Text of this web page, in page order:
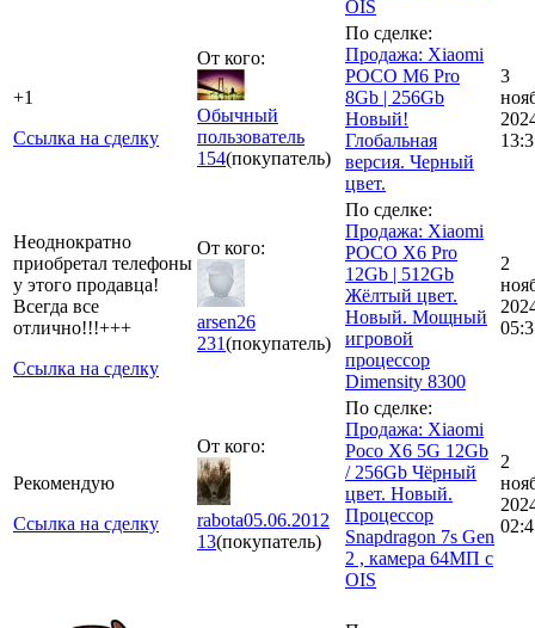
OIS
+1
Ссылка на сделку
От кого:
Обычный
пользователь
154(покупатель)
По сделке:
Продажа: Xiaomi
POCO M6 Pro
8Gb | 256Gb
Новый!
Глобальная
версия. Черный
цвет.
3
Неоднократно
приобретал телефоны
у этого продавца!
Всегда все
отлично!!!+++
Ссылка на сделку
От кого:
arsen26
231(покупатель)
По сделке:
Продажа: Xiaomi
POCO X6 Pro
12Gb | 512Gb
Жёлтый цвет.
Новый. Мощный
игровой
процессор
Dimensity 8300
2
Рекомендую
Ссылка на сделку
От кого:
rabota05.06.2012
13(покупатель)
По сделке:
Продажа: Xiaomi
Poco X6 5G 12Gb
/ 256Gb Чёрный
цвет. Новый.
Процессор
Snapdragon 7s Gen
2 , камера 64МП с
OIS
2